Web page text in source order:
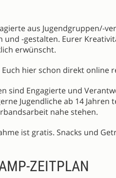
aus Jugendgruppen/-
und -gestalten. Eurer
erwünscht.
hier schon direkt online
sind Engagierte und
Jugendliche ab 14
nahe stehen.
ist gratis. Snacks und
ZEITPLAN